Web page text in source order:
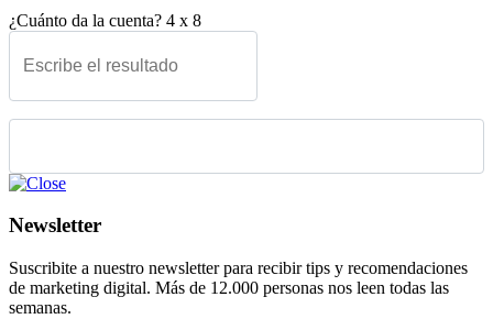
¿Cuánto da la cuenta? 4 x 8
Please leave this field empty.
Newsletter
Suscribite a nuestro newsletter para recibir tips y recomendaciones
de marketing digital. Más de 12.000 personas nos leen todas las
semanas.